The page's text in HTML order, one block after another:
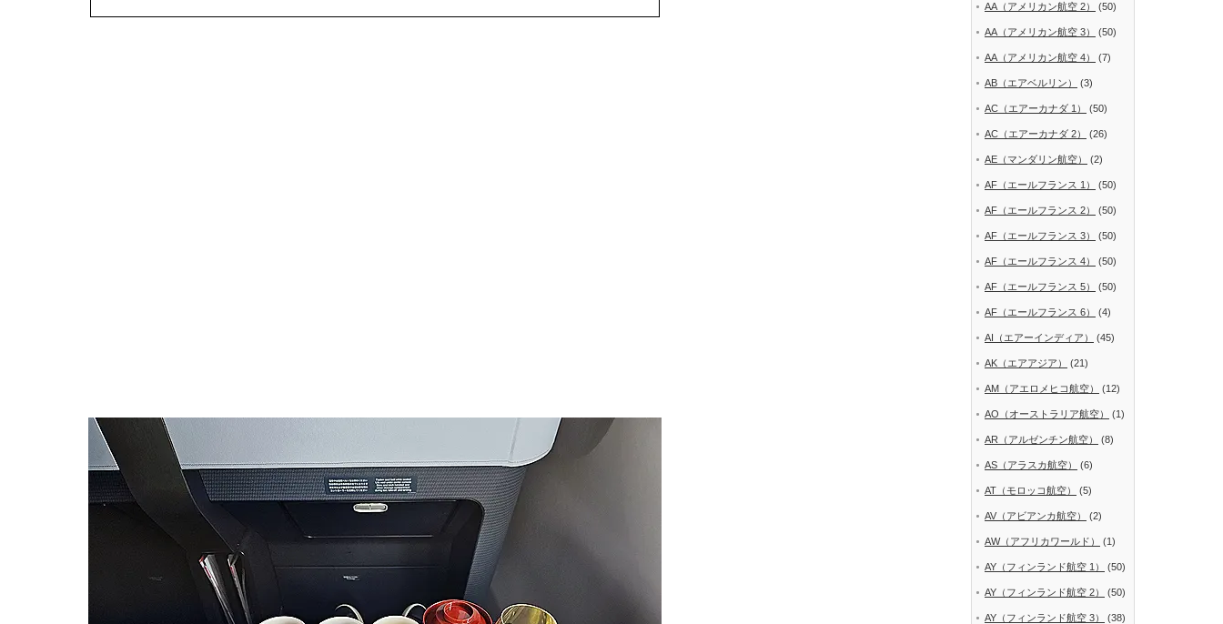
AA（アメリカン航空 2） (50)
AA（アメリカン航空 3） (50)
AA（アメリカン航空 4） (7)
AB（エアベルリン） (3)
AC（エアーカナダ 1） (50)
AC（エアーカナダ 2） (26)
AE（マンダリン航空） (2)
AF（エールフランス 1） (50)
AF（エールフランス 2） (50)
AF（エールフランス 3） (50)
AF（エールフランス 4） (50)
AF（エールフランス 5） (50)
AF（エールフランス 6） (4)
AI（エアーインディア） (45)
AK（エアアジア） (21)
AM（アエロメヒコ航空） (12)
AO（オーストラリア航空） (1)
AR（アルゼンチン航空） (8)
AS（アラスカ航空） (6)
AT（モロッコ航空） (5)
AV（アビアンカ航空） (2)
AW（アフリカワールド） (1)
AY（フィンランド航空 1） (50)
AY（フィンランド航空 2） (50)
AY（フィンランド航空 3） (38)